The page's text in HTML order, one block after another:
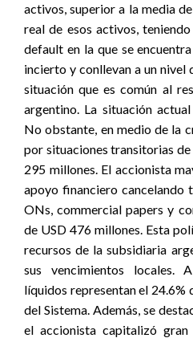
activos, superior a la media
real de esos activos,
default en la que se
incierto y conllevan a un
situación que es común al
argentino. La situación
No obstante, en medio de la
por situaciones transitorias
295 millones. El accionista
apoyo financiero cancelando
ONs, commercial papers y
de USD 476 millones. Esta
recursos de la subsidiaria
sus vencimientos locales.
líquidos representan el 24.6%
del Sistema. Además, se
el accionista capitalizó